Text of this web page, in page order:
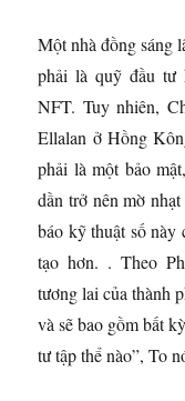
Một nhà đồng sáng
phải là quỹ đầu tư
NFT. Tuy nhiên,
Ellalan ở Hồng
phải là một bảo
dần trở nên mờ
báo kỹ thuật số này
tạo hơn. . Theo
tương lai của thành
và sẽ bao gồm bất
tư tập thể nào”, To